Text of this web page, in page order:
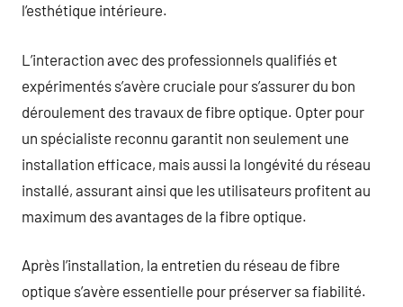
l’esthétique intérieure.
L’interaction avec des professionnels qualifiés et
expérimentés s’avère cruciale pour s’assurer du bon
déroulement des travaux de fibre optique. Opter pour
un spécialiste reconnu garantit non seulement une
installation efficace, mais aussi la longévité du réseau
installé, assurant ainsi que les utilisateurs profitent au
maximum des avantages de la fibre optique.
Après l’installation, la entretien du réseau de fibre
optique s’avère essentielle pour préserver sa fiabilité.